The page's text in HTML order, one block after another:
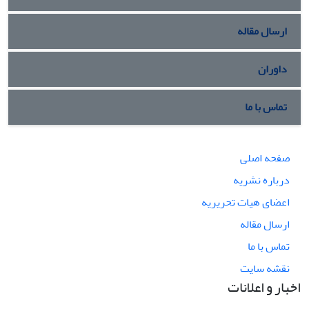
ارسال مقاله
داوران
تماس با ما
صفحه اصلی
درباره نشریه
اعضای هیات تحریریه
ارسال مقاله
تماس با ما
نقشه سایت
اخبار و اعلانات